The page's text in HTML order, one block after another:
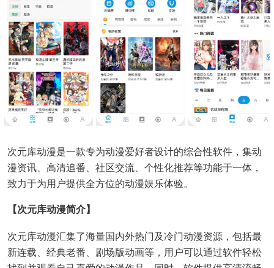
次元库动漫是一款专为动漫爱好者设计的综合性软件，集动
漫资讯、高清追番、社区交流、个性化推荐等功能于一体，
致力于为用户提供全方位的动漫娱乐体验。
【次元库动漫简介】
次元库动漫汇集了海量国内外热门及冷门动漫资源，包括最
新连载、经典老番、剧场版动画等，用户可以通过软件轻松